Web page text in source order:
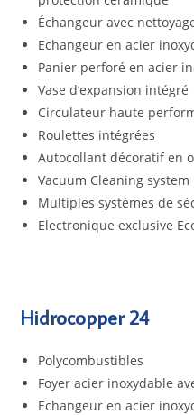
Échangeur avec
Echangeur en acier
Panier perforé en acier
Vase d’expansion intégré
Circulateur haute
Roulettes intégrées
Autocollant décoratif en
Vacuum Cleaning system
Multiples systèmes de
Electronique exclusive
Hidrocopper 24
Polycombustibles
Foyer acier inoxydable
Echangeur en acier